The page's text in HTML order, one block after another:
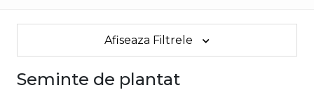
Afiseaza Filtrele
Seminte de plantat